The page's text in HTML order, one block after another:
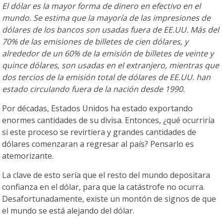
El dólar es la mayor forma de dinero en efectivo en el
mundo. Se estima que la mayoría de las impresiones de
dólares de los bancos son usadas fuera de EE.UU. Más del
70% de las emisiones de billetes de cien dólares, y
alrededor de un 60% de la emisión de billetes de veinte y
quince dólares, son usadas en el extranjero, mientras que
dos tercios de la emisión total de dólares de EE.UU. han
estado circulando fuera de la nación desde 1990.
Por décadas, Estados Unidos ha estado exportando
enormes cantidades de su divisa. Entonces, ¿qué ocurriría
si este proceso se revirtiera y grandes cantidades de
dólares comenzaran a regresar al país? Pensarlo es
atemorizante.
La clave de esto sería que el resto del mundo depositara
confianza en el dólar, para que la catástrofe no ocurra.
Desafortunadamente, existe un montón de signos de que
el mundo se está alejando del dólar.